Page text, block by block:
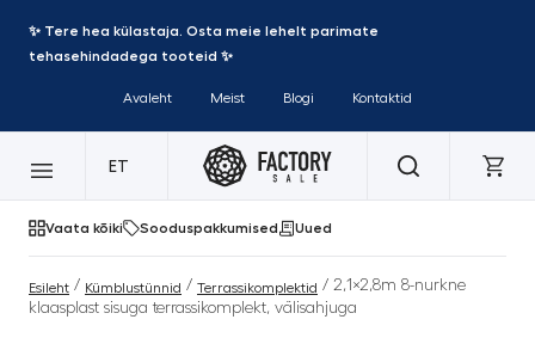
✨ Tere hea külastaja. Osta meie lehelt parimate
tehasehindadega tooteid ✨
Avaleht Meist Blogi Kontaktid
ET
Vaata kõiki Sooduspakkumised Uued
Esileht / Kümblustünnid / Terrassikomplektid / 2,1×2,8m 8-nurkne
klaasplast sisuga terrassikomplekt, välisahjuga